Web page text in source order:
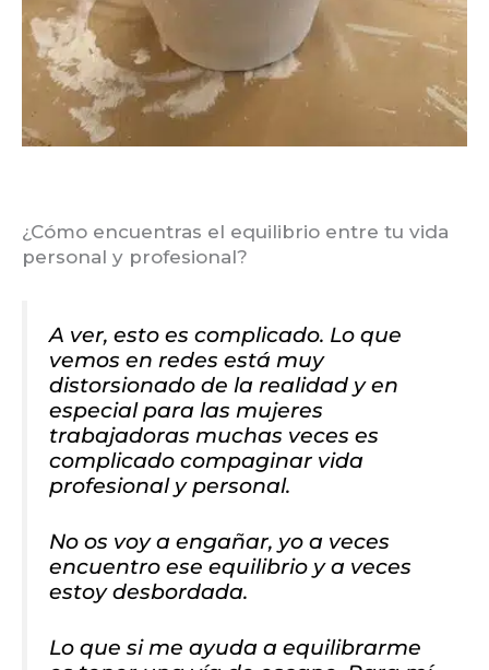
¿Cómo encuentras el equilibrio entre tu vida
personal y profesional?
A ver, esto es complicado. Lo que
vemos en redes está muy
distorsionado de la realidad y en
especial para las mujeres
trabajadoras muchas veces es
complicado compaginar vida
profesional y personal.
No os voy a engañar, yo a veces
encuentro ese equilibrio y a veces
estoy desbordada.
Lo que si me ayuda a equilibrarme